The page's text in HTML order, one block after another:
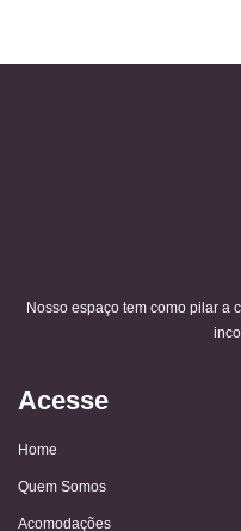
Nosso espaço tem como pilar a
Acesse
Home
Quem Somos
Acomodações